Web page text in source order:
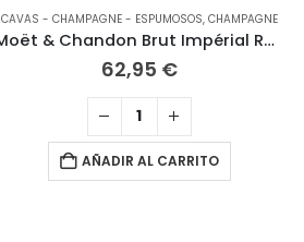
CAVAS - CHAMPAGNE - ESPUMOSOS, CHAMPAGNE
Moët & Chandon Brut Impérial Rosé con estuche
62,95 €
AÑADIR AL CARRITO